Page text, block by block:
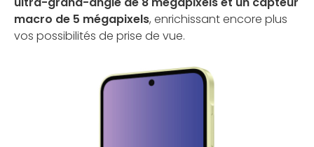
macro de 5 mégapixels, enrichissant encore plus
vos possibilités de prise de vue.